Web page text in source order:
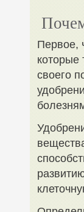
Первое,
которые
своего